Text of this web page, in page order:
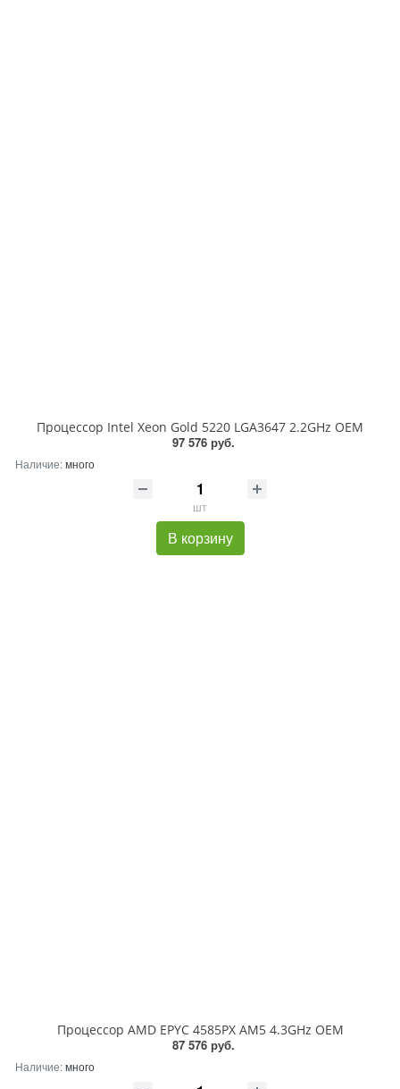
Процессор Intel Xeon Gold 5220 LGA3647 2.2GHz OEM
97 576 руб.
Наличие:много
шт
В корзину
Процессор AMD EPYC 4585PX AM5 4.3GHz OEM
87 576 руб.
Наличие:много